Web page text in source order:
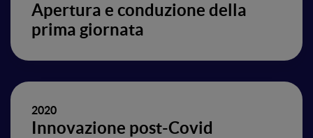
Apertura e conduzione della
prima giornata
2020
Innovazione post-Covid